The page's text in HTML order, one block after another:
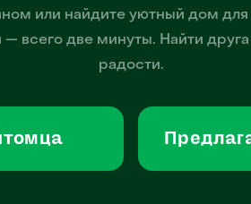
или найдите уютный дом для
— всего две минуты. Найти
радости.